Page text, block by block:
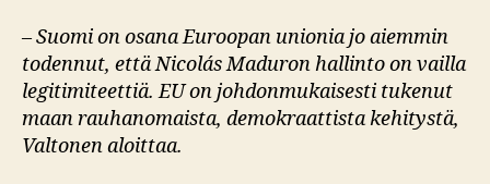
–Suomi on osana Euroopan unionia jo aiemmin
todennut, että Nicolás Maduron hallinto on vailla
legitimiteettiä. EU on johdonmukaisesti tukenut
maan rauhanomaista, demokraattista kehitystä,
Valtonen aloittaa.